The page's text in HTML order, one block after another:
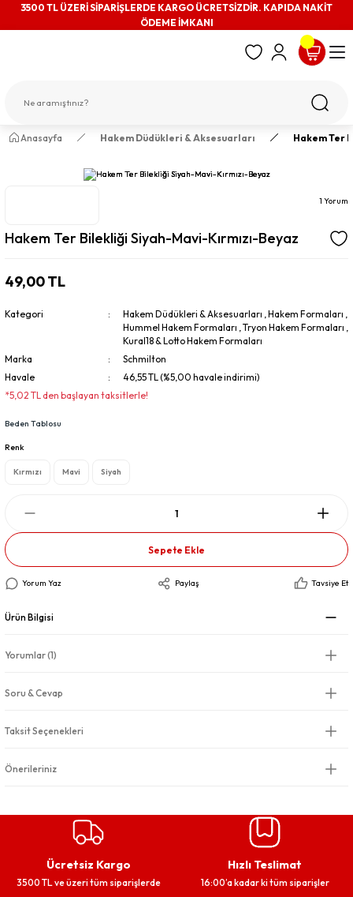
3500 TL ÜZERİ SİPARİŞLERDE KARGO ÜCRETSİZDİR. KAPIDA NAKİT
ÖDEME İMKANI
Anasayfa Hakem Düdükleri & Aksesuarları Hakem Ter
1 Yorum
Hakem Ter Bilekliği Siyah-Mavi-Kırmızı-Beyaz
49,00 TL
Kategori Hakem Düdükleri & Aksesuarları ,Hakem Formaları ,
Hummel Hakem Formaları ,Tryon Hakem Formaları ,
Kural18 & Lotto Hakem Formaları
Marka
Schmilton
Havale
46,55 TL (%5,00 havale indirimi)
*5,02 TL den başlayan taksitlerle!
Beden Tablosu
Renk
Kırmızı Mavi Siyah
Sepete Ekle
Yorum Yaz Paylaş Tavsiye Et
Ürün Bilgisi
Yorumlar (1)
Soru & Cevap
Taksit Seçenekleri
Önerileriniz
Ücretsiz Kargo
3500 TL ve üzeri tüm siparişlerde
Hızlı Teslimat
16:00’a kadar ki tüm siparişler